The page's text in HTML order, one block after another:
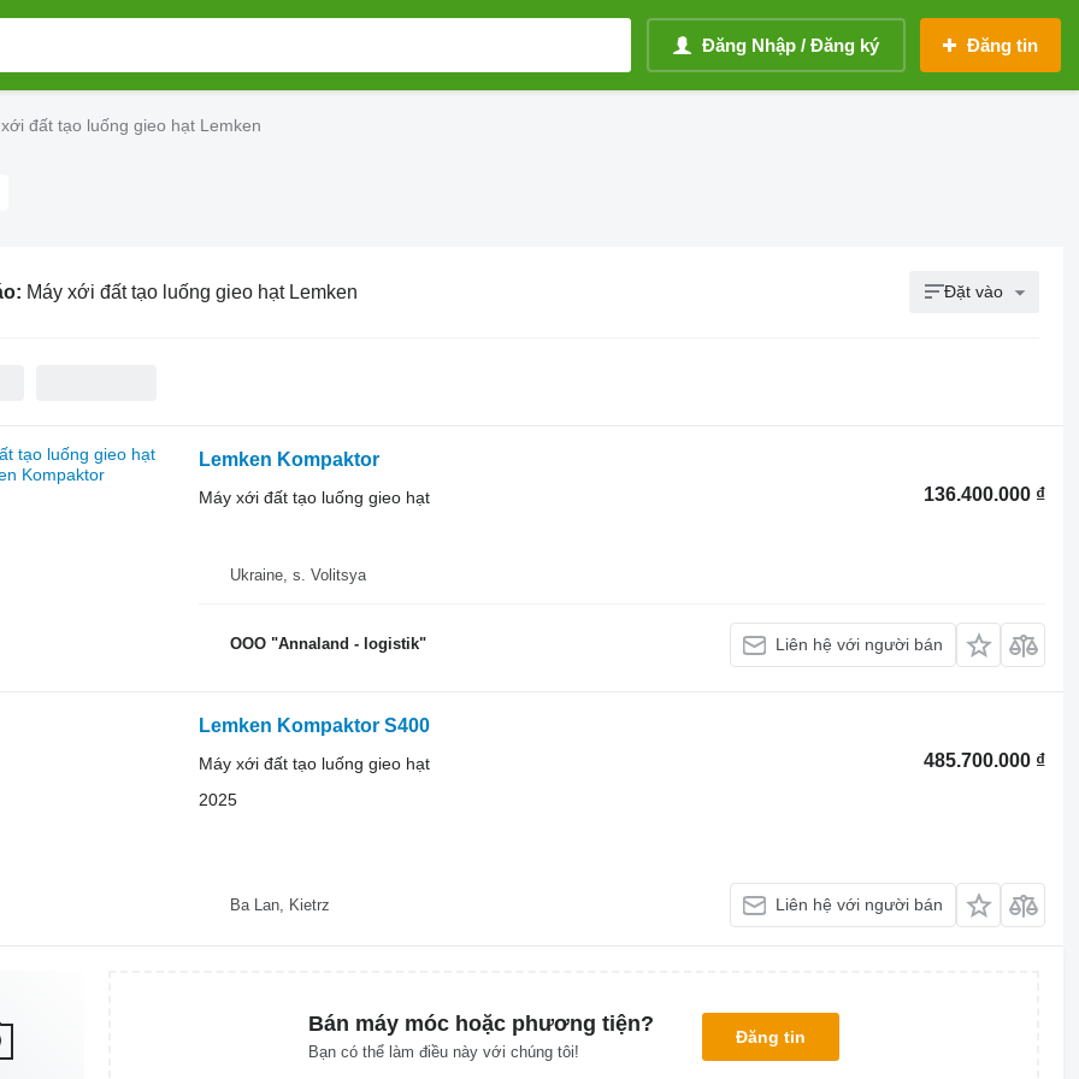
Đăng Nhập / Đăng ký Đăng tin
đất tạo luống gieo hạt Lemken
Máy xới đất tạo luống gieo hạt Lemken Đặt vào
Lemken Kompaktor
136.400.000 ₫
Máy xới đất tạo luống gieo hạt
Ukraine, s. Volitsya
OOO "Annaland - logistik" Liên hệ với người bán
Lemken Kompaktor S400
485.700.000 ₫
Máy xới đất tạo luống gieo hạt
2025
Ba Lan, Kietrz Liên hệ với người bán
Bán máy móc hoặc phương tiện?
Bạn có thể làm điều này với chúng tôi!
Đăng tin